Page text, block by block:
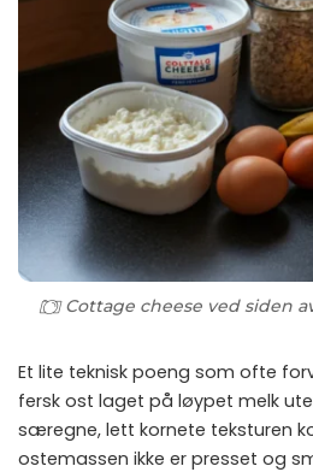
Cottage cheese ved siden
Et lite teknisk poeng som ofte
fersk ost laget på løypet melk
særegne, lett kornete teksturen
ostemassen ikke er presset og